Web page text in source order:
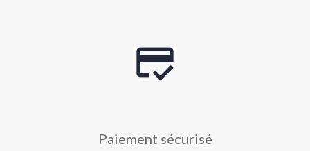
credit_score
Paiement sécurisé